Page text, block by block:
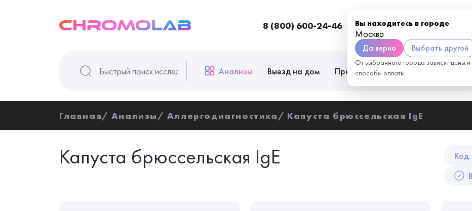
8 (800) 600-24-46 Вы находитесь в городе
Москва
Да верно Выбрать другой
От выбранного города зависят цены и
способы оплаты
Москва
Анализы Выезд на дом Приём врачей
Главная Анализы Аллергодиагностика Капуста брюссельская IgE
Код:
Капуста брюссельская IgE